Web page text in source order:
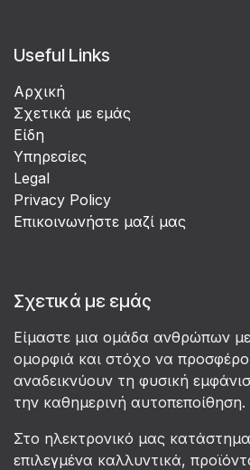
Useful Links
Αρχική
Σχετικά με εμάς
Είδη
Υπηρεσίες
Legal
Privacy Policy
Επικοινωνήστε μαζί μας
Σχετικά με εμάς
Είμαστε μια ομάδα ανθρώπων
ομορφιά και στόχο να
αναδεικνύουν τη φυσική
την καθημερινή αυτοπεποίθηση.
Στο ηλεκτρονικό μας
επιλεγμένα καλλυντικά,